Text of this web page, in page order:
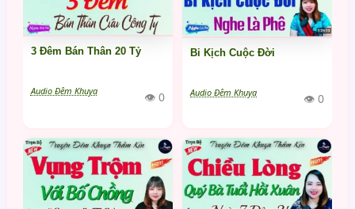
3 Đêm Bán Thân 20 Tỷ
Audio Đêm Khuya 👁 0
Bi Kịch Cuộc Đời
Audio Đêm Khuya 👁 0